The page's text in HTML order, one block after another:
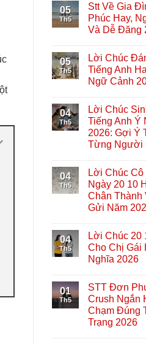
05
Th5
Stt Về Gia
Phúc Hay,
Và Dễ Đăng
05
Th5
Lời Chúc
Tiếng Anh
Ngữ Cảnh
04
Th5
Lời Chúc
Tiếng Anh Ý
2026: Gợi Ý
Từng Người
04
Th5
Lời Chúc Cô
Ngày 20 10
Chân Thành
Gửi Năm
04
Th5
Lời Chúc 20
Cho Chị Gái
Nghĩa 2026
01
Th5
STT Đơn
Crush Ngắn
Chạm Đúng
Trạng 2026